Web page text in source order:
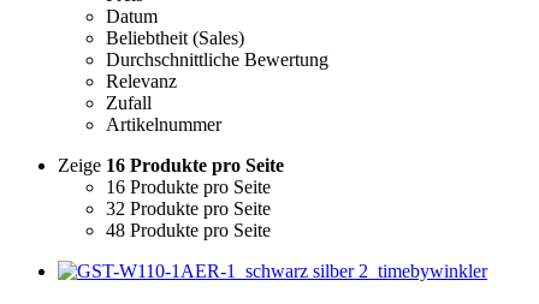
Datum
Beliebtheit (Sales)
Durchschnittliche Bewertung
Relevanz
Zufall
Artikelnummer
Zeige 16 Produkte pro Seite
16 Produkte pro Seite
32 Produkte pro Seite
48 Produkte pro Seite